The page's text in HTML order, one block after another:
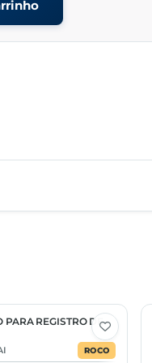
PARA REGISTRO DE
ROCO